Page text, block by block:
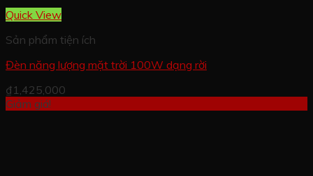
Quick View
Sản phẩm tiện ích
Đèn năng lượng mặt trời 100W dạng rời
₫1,425,000
Giảm giá!